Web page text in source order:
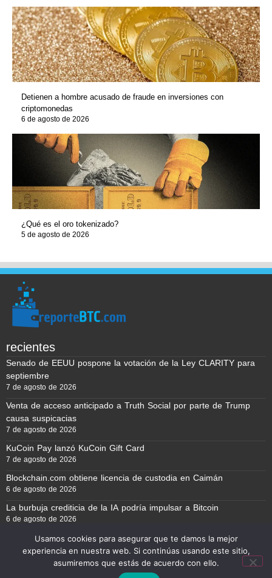
Detienen a hombre acusado de fraude en inversiones con
criptomonedas
6 de agosto de 2026
¿Qué es el oro tokenizado?
5 de agosto de 2026
recientes
Senado de EEUU pospone la votación de la Ley CLARITY para
septiembre
7 de agosto de 2026
Venta de acceso anticipado a Truth Social por parte de Trump
causa suspicacias
7 de agosto de 2026
KuCoin Pay lanzó KuCoin Gift Card
7 de agosto de 2026
Blockchain.com obtiene licencia de custodia en Caimán
6 de agosto de 2026
La burbuja crediticia de la IA podría impulsar a Bitcoin
6 de agosto de 2026
Reporte BTC © Copyright 2026, Todos los derechos reservados
Usamos cookies para asegurar que te damos la mejor
experiencia en nuestra web. Si continúas usando este sitio,
asumiremos que estás de acuerdo con ello.